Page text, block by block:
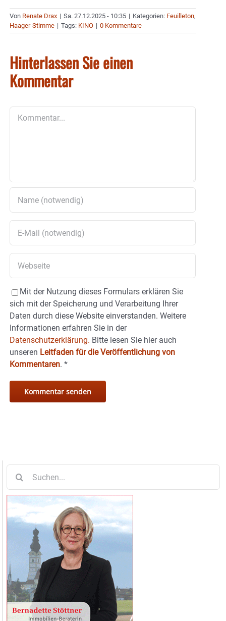
Von Renate Drax | Sa. 27.12.2025 - 10:35 | Kategorien: Feuilleton,
Haager-Stimme | Tags: KINO | 0 Kommentare
Hinterlassen Sie einen
Kommentar
Mit der Nutzung dieses Formulars erklären Sie
sich mit der Speicherung und Verarbeitung Ihrer
Daten durch diese Website einverstanden. Weitere
Informationen erfahren Sie in der
Datenschutzerklärung. Bitte lesen Sie hier auch
unseren Leitfaden für die Veröffentlichung von
Kommentaren. *
nach: